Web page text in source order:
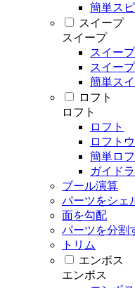
簡単ス
スイープ
スイープ
スイープ
スイー
簡単ス
ロフト
ロフト
ロフト
ロフト
簡単ロフ
ガイド
ブール演算
パーツをシェ
面を勾配
パーツを分割
トリム
エンボス
エンボス